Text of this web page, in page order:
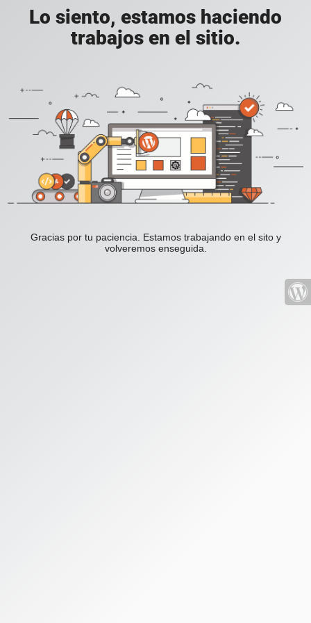
Lo siento, estamos haciendo
trabajos en el sitio.
Gracias por tu paciencia. Estamos trabajando en el sito y
volveremos enseguida.